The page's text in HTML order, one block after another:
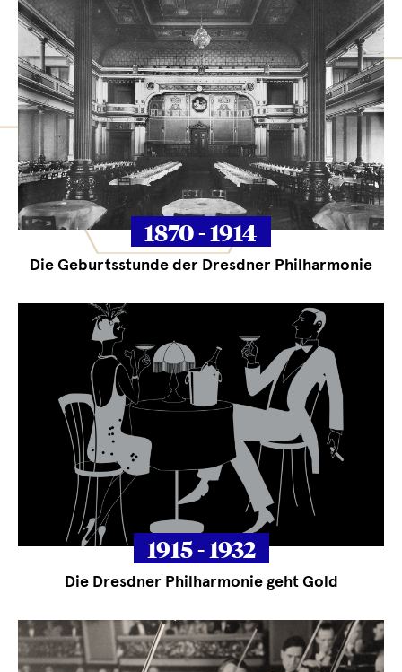
1870 - 1914
Die Geburtsstunde der Dresdner Philharmonie
1915 - 1932
Die Dresdner Philharmonie geht Gold